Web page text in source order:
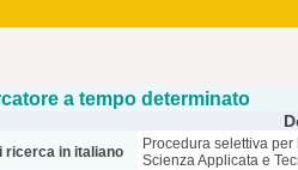
a tempo determinato
ricerca in italiano
Procedura selettiva
Scienza Applicata e